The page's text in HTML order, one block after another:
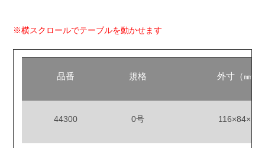
※横スクロールでテーブルを動かせます
品番 規格 外寸（㎜）
44300 0号 116×84×12